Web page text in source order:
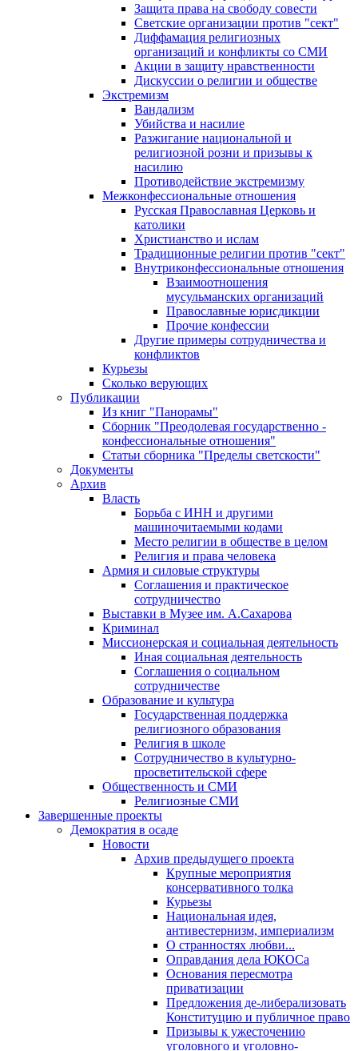
Защита права на свободу совести
Светские организации против "сект"
Диффамация религиозных
организаций и конфликты со СМИ
Акции в защиту нравственности
Дискуссии о религии и обществе
Экстремизм
Вандализм
Убийства и насилие
Разжигание национальной и
религиозной розни и призывы к
насилию
Противодействие экстремизму
Межконфессиональные отношения
Русская Православная Церковь и
католики
Христианство и ислам
Традиционные религии против "сект"
Внутриконфессиональные отношения
Взаимоотношения
мусульманских организаций
Православные юрисдикции
Прочие конфессии
Другие примеры сотрудничества и
конфликтов
Курьезы
Сколько верующих
Публикации
Из книг "Панорамы"
Сборник "Преодолевая государственно -
конфессиональные отношения"
Статьи сборника "Пределы светскости"
Документы
Архив
Власть
Борьба с ИНН и другими
машиночитаемыми кодами
Место религии в обществе в целом
Религия и права человека
Армия и силовые структуры
Соглашения и практическое
сотрудничество
Выставки в Музее им. А.Сахарова
Криминал
Миссионерская и социальная деятельность
Иная социальная деятельность
Соглашения о социальном
сотрудничестве
Образование и культура
Государственная поддержка
религиозного образования
Религия в школе
Сотрудничество в культурно-
просветительской сфере
Общественность и СМИ
Религиозные СМИ
Завершенные проекты
Демократия в осаде
Новости
Архив предыдущего проекта
Крупные мероприятия
консервативного толка
Курьезы
Национальная идея,
антивестернизм, империализм
О странностях любви...
Оправдания дела ЮКОСа
Основания пересмотра
приватизации
Предложения де-либерализовать
Конституцию и публичное право
Призывы к ужесточению
уголовного и уголовно-